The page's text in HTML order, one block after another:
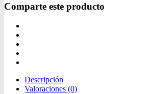
Comparte este producto
Descripción
Valoraciones (0)